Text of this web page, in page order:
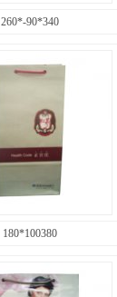
260*-90*340
180*100380